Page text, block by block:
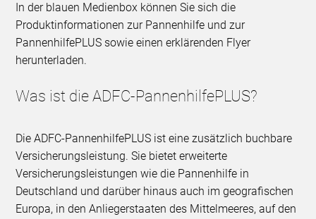
In der blauen Medienbox können Sie sich die
Produktinformationen zur Pannenhilfe und zur
PannenhilfePLUS sowie einen erklärenden Flyer
herunterladen.
Was ist die ADFC-PannenhilfePLUS?
Die ADFC-PannenhilfePLUS ist eine zusätzlich buchbare
Versicherungsleistung. Sie bietet erweiterte
Versicherungsleistungen wie die Pannenhilfe in
Deutschland und darüber hinaus auch im geografischen
Europa, in den Anliegerstaaten des Mittelmeeres, auf den